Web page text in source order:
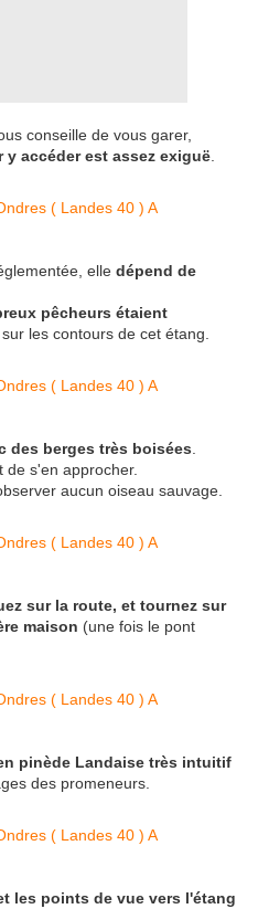
conseille de vous garer,
y accéder est assez exiguë
elle dépend de
pêcheurs étaient
les contours de cet étang.
des berges très boisées
s'en approcher.
aucun oiseau sauvage.
sur la route, et tournez sur
maison (une fois le pont
pinède Landaise très intuitif
des promeneurs.
les points de vue vers l'étang